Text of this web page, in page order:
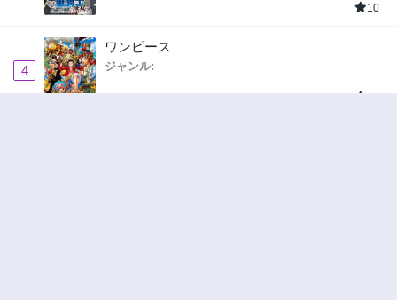
10
4
ワンピース
ジャンル: